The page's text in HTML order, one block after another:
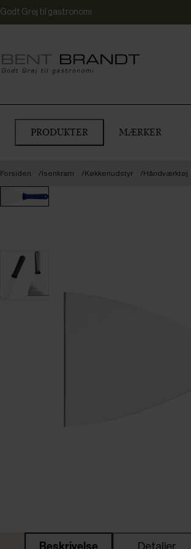
Godt Grej til gastronomi
PRODUKTER MÆRKER
Forsiden Isenkram Køkkenudstyr Håndværktøj
Beskrivelse Detaljer